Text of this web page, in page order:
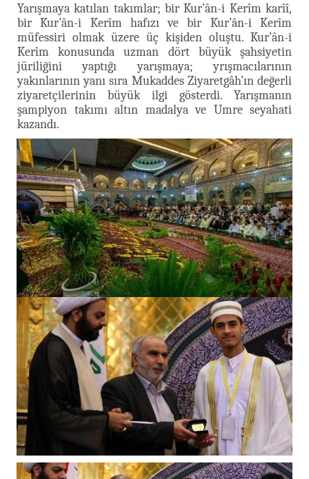
Yarışmaya katılan takımlar; bir Kur’ân-i Kerîm karîî,
bir Kur’ân-i Kerîm hafızı ve bir Kur’ân-i Kerîm
müfessiri olmak üzere üç kişiden oluştu. Kur’ân-i
Kerîm konusunda uzman dört büyük şahsiyetin
jüriliğini yaptığı yarışmaya; yrışmacılarının
yakınlarının yanı sıra Mukaddes Ziyaretgâh’ın değerli
ziyaretçilerinin büyük ilgi gösterdi. Yarışmanın
şampiyon takımı altın madalya ve Umre seyahati
kazandı.